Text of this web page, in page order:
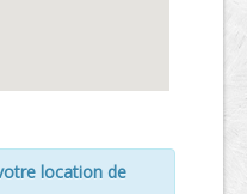
location de